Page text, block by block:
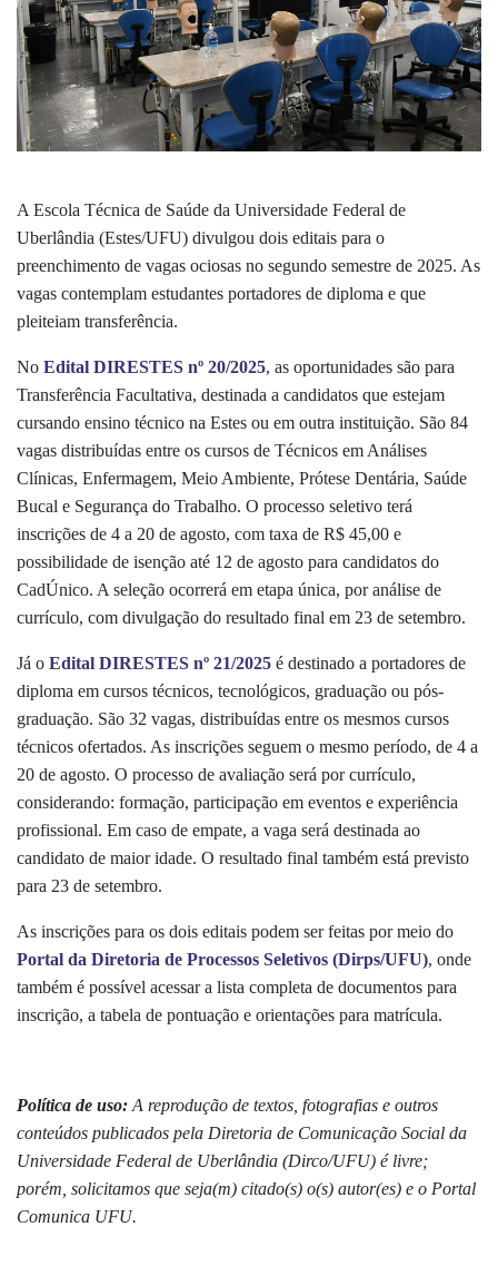
A Escola Técnica de Saúde da Universidade Federal de
Uberlândia (Estes/UFU) divulgou dois editais para o
preenchimento de vagas ociosas no segundo semestre de 2025. As
vagas contemplam estudantes portadores de diploma e que
pleiteiam transferência.
No Edital DIRESTES nº 20/2025, as oportunidades são para
Transferência Facultativa, destinada a candidatos que estejam
cursando ensino técnico na Estes ou em outra instituição. São 84
vagas distribuídas entre os cursos de Técnicos em Análises
Clínicas, Enfermagem, Meio Ambiente, Prótese Dentária, Saúde
Bucal e Segurança do Trabalho. O processo seletivo terá
inscrições de 4 a 20 de agosto, com taxa de R$ 45,00 e
possibilidade de isenção até 12 de agosto para candidatos do
CadÚnico. A seleção ocorrerá em etapa única, por análise de
currículo, com divulgação do resultado final em 23 de setembro.
Já o Edital DIRESTES nº 21/2025 é destinado a portadores de
diploma em cursos técnicos, tecnológicos, graduação ou pós-
graduação. São 32 vagas, distribuídas entre os mesmos cursos
técnicos ofertados. As inscrições seguem o mesmo período, de 4 a
20 de agosto. O processo de avaliação será por currículo,
considerando: formação, participação em eventos e experiência
profissional. Em caso de empate, a vaga será destinada ao
candidato de maior idade. O resultado final também está previsto
para 23 de setembro.
As inscrições para os dois editais podem ser feitas por meio do
Portal da Diretoria de Processos Seletivos (Dirps/UFU), onde
também é possível acessar a lista completa de documentos para
inscrição, a tabela de pontuação e orientações para matrícula.
Política de uso:A reprodução de textos, fotografias e outros
conteúdos publicados pela Diretoria de Comunicação Social da
Universidade Federal de Uberlândia (Dirco/UFU) é livre;
porém, solicitamos que seja(m) citado(s) o(s) autor(es) e o Portal
Comunica UFU.